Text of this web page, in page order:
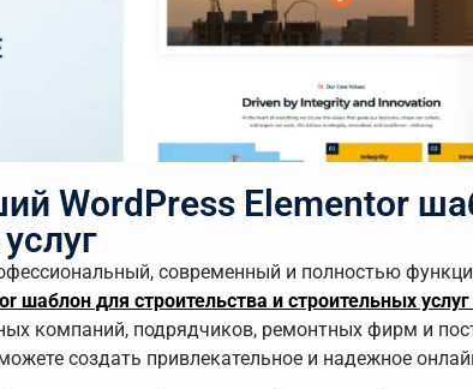
WordPress Elementor
современный и полностью
шаблон для строительства и строительных услуг
компаний, подрядчиков, ремонтных фирм и
создать привлекательное и надежное